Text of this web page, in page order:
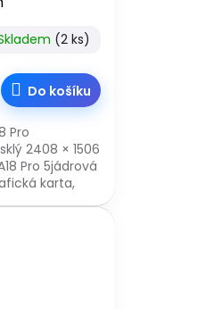
(2 ks)
Do košíku
Pro
2408 × 1506
Pro 5jádrová
karta,
USB-C,